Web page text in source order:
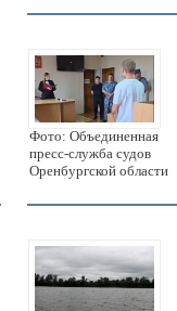
Фото: Объединенная
пресс-служба судов
Оренбургской области